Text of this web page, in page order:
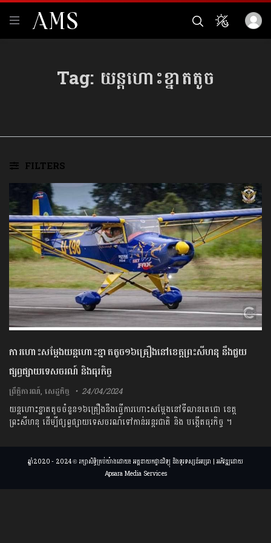
Tag: យន្តហោះខ្នាតតូច
FILTERS
ការហោះសម្តែងយន្តហោះខ្នាតតូច១៦គ្រឿងនៅខេត្តព្រះសីហនុ នឹងជួយ
ផ្សព្វផ្សាយទេសចរណ៍ និងធុរកិច្ច
ព្រឹត្តិការណ៍,សេដ្ឋកិច្ច 24/04/2024
យន្តហោះខ្នាតតូចចំនួន១៦គ្រឿងនឹងធ្វើការហោះសម្តែងនៅទីលានតេជោ ខេត្ត
ព្រះសីហនុ ដើម្បីផ្សព្វផ្សាយទេសចរណ៍ទៅកាន់អន្តរជាតិ និង បង្កើតធុរកិច្ច ។
ឆ្នាំ2020 - 2024 © រក្សាសិទ្ធិគ្រប់យ៉ាងដោយ៖ អគ្គនាយកដ្ឋានវិទ្យុ និងទូរទស្សន៍អប្សរា | អភិវឌ្ឍដោយ
Apsara Media Services